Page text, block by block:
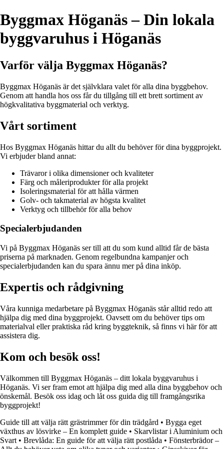
Byggmax Höganäs – Din lokala
byggvaruhus i Höganäs
Varför välja Byggmax Höganäs?
Byggmax Höganäs är det självklara valet för alla dina byggbehov.
Genom att handla hos oss får du tillgång till ett brett sortiment av
högkvalitativa byggmaterial och verktyg.
Vårt sortiment
Hos Byggmax Höganäs hittar du allt du behöver för dina byggprojekt.
Vi erbjuder bland annat:
Trävaror i olika dimensioner och kvaliteter
Färg och måleriprodukter för alla projekt
Isoleringsmaterial för att hålla värmen
Golv- och takmaterial av högsta kvalitet
Verktyg och tillbehör för alla behov
Specialerbjudanden
Vi på Byggmax Höganäs ser till att du som kund alltid får de bästa
priserna på marknaden. Genom regelbundna kampanjer och
specialerbjudanden kan du spara ännu mer på dina inköp.
Expertis och rådgivning
Våra kunniga medarbetare på Byggmax Höganäs står alltid redo att
hjälpa dig med dina byggprojekt. Oavsett om du behöver tips om
materialval eller praktiska råd kring byggteknik, så finns vi här för att
assistera dig.
Kom och besök oss!
Välkommen till Byggmax Höganäs – ditt lokala byggvaruhus i
Höganäs. Vi ser fram emot att hjälpa dig med alla dina byggbehov och
önskemål. Besök oss idag och låt oss guida dig till framgångsrika
byggprojekt!
Guide till att välja rätt grästrimmer för din trädgård • Bygga eget
växthus av lösvirke – En komplett guide • Skarvlistar i Aluminium och
Svart • Brevlåda: En guide för att välja rätt postlåda • Fönsterbrädor –